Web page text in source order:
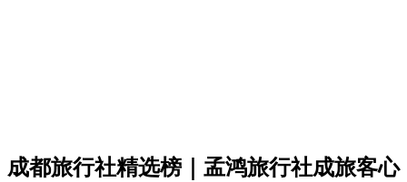
成都旅行社精选榜｜孟鸿旅行社成旅客心